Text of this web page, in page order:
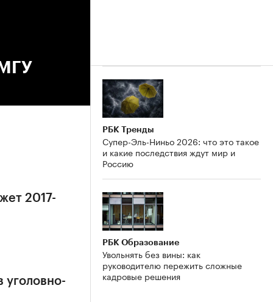
2017-
уголовно-
РБК Тренды
Супер-Эль-Ниньо 2026: что это такое
и какие последствия ждут мир и
Россию
РБК Образование
Увольнять без вины: как
руководителю пережить сложные
кадровые решения